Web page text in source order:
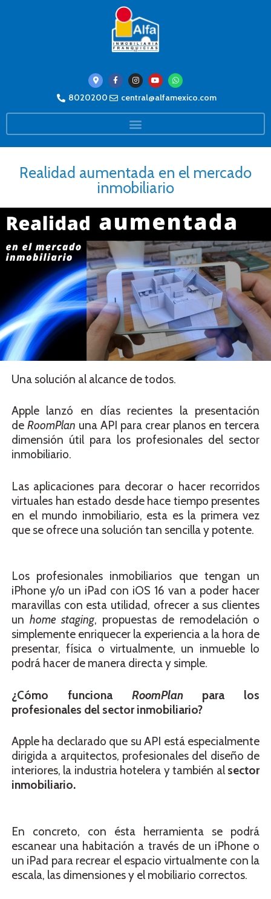
8020200 central@alfamexico.com
Realidad aumentada en el mercado
inmobiliario
Una solución al alcance de todos.
Apple lanzó en días recientes la presentación
de RoomPlan una API para crear planos en tercera
dimensión útil para los profesionales del sector
inmobiliario.
Las aplicaciones para decorar o hacer recorridos
virtuales han estado desde hace tiempo presentes
en el mundo inmobiliario, esta es la primera vez
que se ofrece una solución tan sencilla y potente.
Los profesionales inmobiliarios que tengan un
iPhone y/o un iPad con iOS 16 van a poder hacer
maravillas con esta utilidad, ofrecer a sus clientes
un home staging, propuestas de remodelación o
simplemente enriquecer la experiencia a la hora de
presentar, física o virtualmente, un inmueble lo
podrá hacer de manera directa y simple.
¿Cómo funciona RoomPlanpara los
profesionales del sector inmobiliario?
Apple ha declarado que su API está especialmente
dirigida a arquitectos, profesionales del diseño de
interiores, la industria hotelera y también al sector
inmobiliario.
En concreto, con ésta herramienta se podrá
escanear una habitación a través de un iPhone o
un iPad para recrear el espacio virtualmente con la
escala, las dimensiones y el mobiliario correctos.